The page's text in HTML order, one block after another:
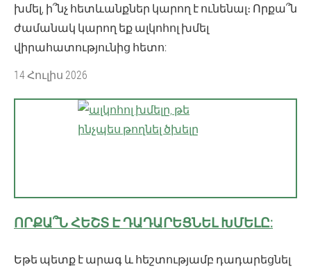
խմել, ի՞նչ հետևանքներ կարող է ունենալ։ Որքա՞ն
ժամանակ կարող եք ալկոհոլ խմել
վիրահատությունից հետո:
14 Հուլիս 2026
ՈՐՔԱ՞Ն ՀԵՇՏ Է ԴԱԴԱՐԵՑՆԵԼ ԽՄԵԼԸ:
Եթե ​​պետք է արագ և հեշտությամբ դադարեցնել